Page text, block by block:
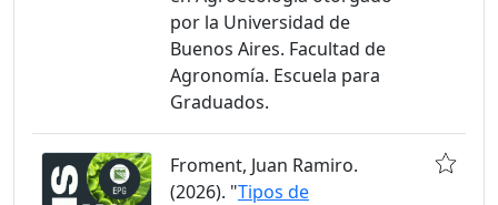
por la Universidad de
Buenos Aires. Facultad de
Agronomía. Escuela para
Graduados.
Froment, Juan Ramiro.
(2026). "Tipos de